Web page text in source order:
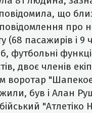
що
про
(68 пасажирів і 9
футбольні
двоє членів
був і Алан